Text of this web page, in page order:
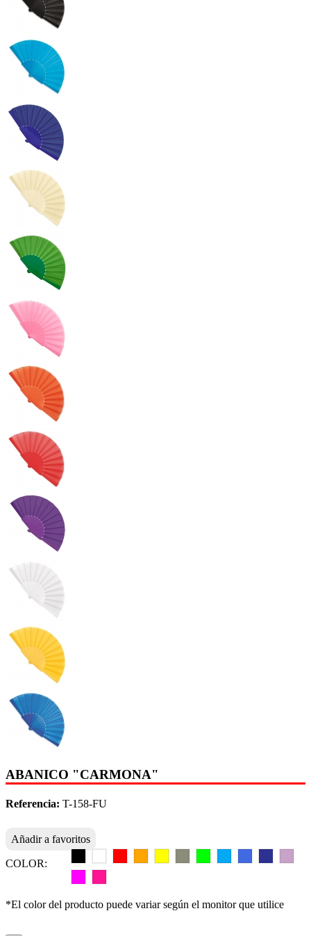
ABANICO "CARMONA"
Referencia: T-158-FU
Añadir a favoritos
COLOR:
*El color del producto puede variar según el monitor que utilice